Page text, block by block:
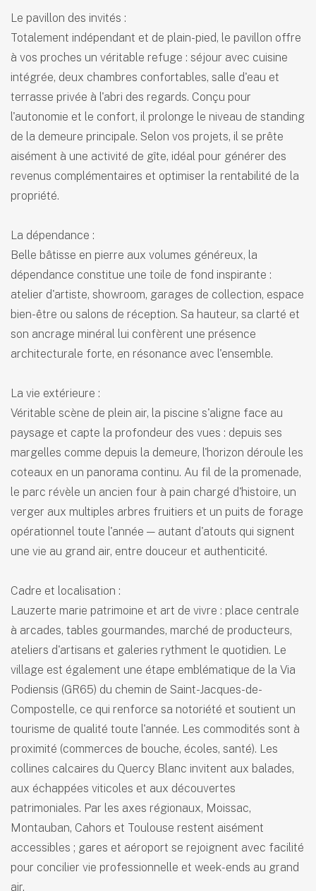
Le pavillon des invités :
Totalement indépendant et de plain-pied, le pavillon offre
à vos proches un véritable refuge : séjour avec cuisine
intégrée, deux chambres confortables, salle d'eau et
terrasse privée à l'abri des regards. Conçu pour
l'autonomie et le confort, il prolonge le niveau de standing
de la demeure principale. Selon vos projets, il se prête
aisément à une activité de gîte, idéal pour générer des
revenus complémentaires et optimiser la rentabilité de la
propriété.
La dépendance :
Belle bâtisse en pierre aux volumes généreux, la
dépendance constitue une toile de fond inspirante :
atelier d'artiste, showroom, garages de collection, espace
bien-être ou salons de réception. Sa hauteur, sa clarté et
son ancrage minéral lui confèrent une présence
architecturale forte, en résonance avec l'ensemble.
La vie extérieure :
Véritable scène de plein air, la piscine s'aligne face au
paysage et capte la profondeur des vues : depuis ses
margelles comme depuis la demeure, l'horizon déroule les
coteaux en un panorama continu. Au fil de la promenade,
le parc révèle un ancien four à pain chargé d'histoire, un
verger aux multiples arbres fruitiers et un puits de forage
opérationnel toute l'année — autant d'atouts qui signent
une vie au grand air, entre douceur et authenticité.
Cadre et localisation :
Lauzerte marie patrimoine et art de vivre : place centrale
à arcades, tables gourmandes, marché de producteurs,
ateliers d'artisans et galeries rythment le quotidien. Le
village est également une étape emblématique de la Via
Podiensis (GR65) du chemin de Saint-Jacques-de-
Compostelle, ce qui renforce sa notoriété et soutient un
tourisme de qualité toute l'année. Les commodités sont à
proximité (commerces de bouche, écoles, santé). Les
collines calcaires du Quercy Blanc invitent aux balades,
aux échappées viticoles et aux découvertes
patrimoniales. Par les axes régionaux, Moissac,
Montauban, Cahors et Toulouse restent aisément
accessibles ; gares et aéroport se rejoignent avec facilité
pour concilier vie professionnelle et week-ends au grand
air.